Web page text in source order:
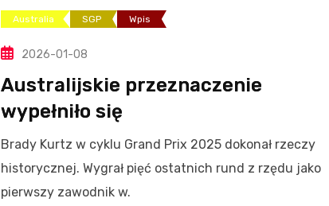
Australia SGP Wpis
2026-01-08
Australijskie przeznaczenie
wypełniło się
Brady Kurtz w cyklu Grand Prix 2025 dokonał rzeczy
historycznej. Wygrał pięć ostatnich rund z rzędu jako
pierwszy zawodnik w.